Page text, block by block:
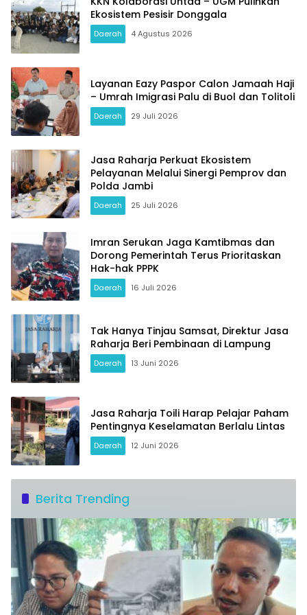
Ekosistem Pesisir Donggala
Daerah 4 Agustus 2026
Layanan Eazy Paspor Calon Jamaah Haji
– Umrah Imigrasi Palu di Buol dan Tolitoli
Daerah 29 Juli 2026
Jasa Raharja Perkuat Ekosistem
Pelayanan Melalui Sinergi Pemprov dan
Polda Jambi
Daerah 25 Juli 2026
Imran Serukan Jaga Kamtibmas dan
Dorong Pemerintah Terus Prioritaskan
Hak-hak PPPK
Daerah 16 Juli 2026
Tak Hanya Tinjau Samsat, Direktur Jasa
Raharja Beri Pembinaan di Lampung
Daerah 13 Juni 2026
Jasa Raharja Toili Harap Pelajar Paham
Pentingnya Keselamatan Berlalu Lintas
Daerah 12 Juni 2026
Berita Trending